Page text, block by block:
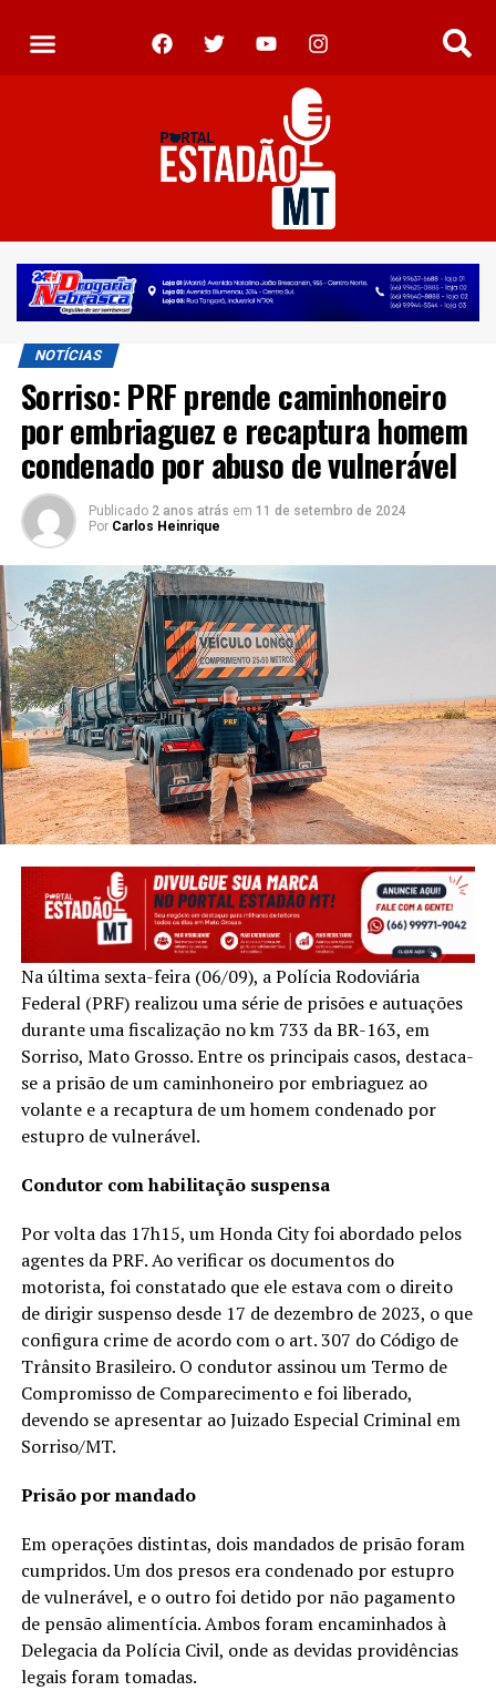
NOTÍCIAS
Sorriso: PRF prende caminhoneiro
por embriaguez e recaptura homem
condenado por abuso de vulnerável
Publicado 2 anos atrás em 11 de setembro de 2024
Por Carlos Heinrique
Na última sexta-feira (06/09), a Polícia Rodoviária
Federal (PRF) realizou uma série de prisões e autuações
durante uma fiscalização no km 733 da BR-163, em
Sorriso, Mato Grosso. Entre os principais casos, destaca-
se a prisão de um caminhoneiro por embriaguez ao
volante e a recaptura de um homem condenado por
estupro de vulnerável.
Condutor com habilitação suspensa
Por volta das 17h15, um Honda City foi abordado pelos
agentes da PRF. Ao verificar os documentos do
motorista, foi constatado que ele estava com o direito
de dirigir suspenso desde 17 de dezembro de 2023, o que
configura crime de acordo com o art. 307 do Código de
Trânsito Brasileiro. O condutor assinou um Termo de
Compromisso de Comparecimento e foi liberado,
devendo se apresentar ao Juizado Especial Criminal em
Sorriso/MT.
Prisão por mandado
Em operações distintas, dois mandados de prisão foram
cumpridos. Um dos presos era condenado por estupro
de vulnerável, e o outro foi detido por não pagamento
de pensão alimentícia. Ambos foram encaminhados à
Delegacia da Polícia Civil, onde as devidas providências
legais foram tomadas.